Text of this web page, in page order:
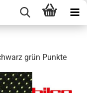
grün Punkte